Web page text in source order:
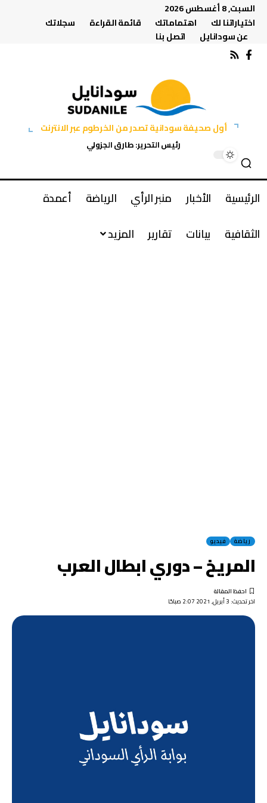
السبت, 8 أغسطس 2026
اختياراتنا لك
اهتماماتك قائمة القراءة
سجلاتك
عن سودانايل
اتصل بنا
أول صحيفة سودانية تصدر من الخرطوم عبر الانترنت
رئيس التحرير: طارق الجزولي
الرئيسية الأخبار منبر الرأي الرياضة
أعمدة
الثقافية
بيانات تقارير المزيد
رياضة فيديو
المريخ – دوري ابطال العرب
اخر تحديث: 3 أبريل, 2021 2:07 صباحًا